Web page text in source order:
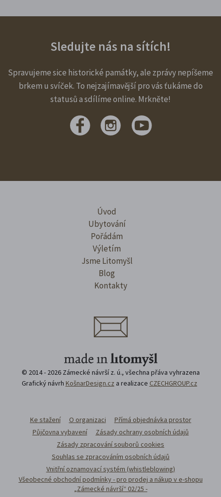
Sledujte nás na sítích!
Spravujeme sice historické památky, ale zprávy nepíšeme
brkem u svíček. To nejzajímavější pro vás ťukáme do
statusů a sdílíme online. Mrkněte!
Úvod
Ubytování
Pořádám
Výletím
Jsme Litomyšl
Blog
Kontakty
© 2014 - 2026 Zámecké návrší z. ú., všechna přáva vyhrazena
Grafický návrh KošnarDesign.cz a realizace CZECHGROUP.cz
Ke stažení O organizaci
Přímá objednávka prostor
Půjčovna vybavení
Zásady ochrany osobních údajů
Zásady zpracování souborů cookies
Souhlas se zpracováním osobních údajů
Vnitřní oznamovací systém (whistleblowing)
Všeobecné obchodní podmínky - pro prodej a nákup v e-shopu
„Zámecké návrší“ 02/25 -